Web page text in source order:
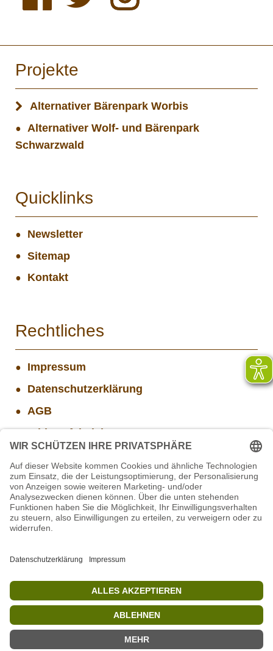
Projekte
Alternativer Bärenpark Worbis
Alternativer Wolf- und Bärenpark
Schwarzwald
Quicklinks
Newsletter
Sitemap
Kontakt
Rechtliches
Impressum
Datenschutzerklärung
AGB
Widerrufsbelehrung
Aktuelle Stellenangebote
Projekt WORBIS Mitarbeiter*in (w/m/d) in Tierpflege
Mitarbeiter(w/m/d) Imbiss - Betrieb im Projekt
STIFTUNG für BÄREN - Stellvertretende
Geschäftsführung (w/m/d)